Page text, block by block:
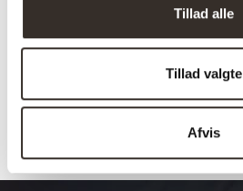
Tillad alle
Tillad valgte
Afvis
Download
HER